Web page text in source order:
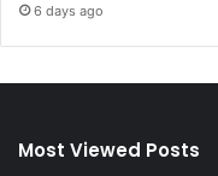
6 days ago
Most Viewed Posts